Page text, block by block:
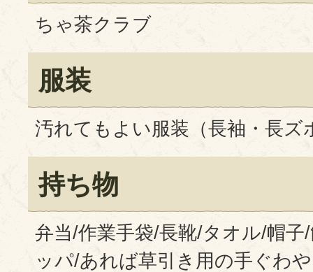
ちゃ茶クラブ
服装
汚れてもよい服装（長袖・長ズ
持ち物
弁当/作業手袋/長靴/タオル/帽
ッパ/あれば草引き用の手ぐわ